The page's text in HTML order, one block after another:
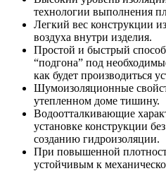
технологии выполнения
Легкий вес конструкции
воздуха внутри изделия.
Простой и быстрый способ
“подгона” под
как будет производиться
Шумоизоляционные
утепленном доме тишину.
Водоотталкивающие
установке конструкции
созданию гидроизоляции.
При повышенной
устойчивым к